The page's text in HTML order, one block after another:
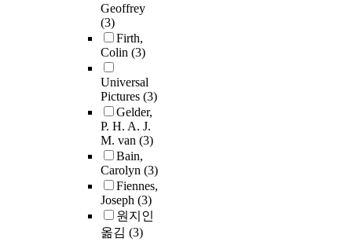
Geoffrey
(3)
Firth,
Colin (3)
Universal
Pictures (3)
Gelder,
P. H. A. J.
M. van (3)
Bain,
Carolyn (3)
Fiennes,
Joseph (3)
원지인
옮김 (3)